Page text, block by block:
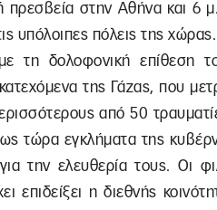
πρεσβεία στην Αθήνα και
υπόλοιπες πόλεις της χώρας.
τη δολοφονική επίθεση
της Γάζας, που
από 50
τώρα εγκλήματα της
την ελευθερία τους. Οι
επιδείξει η διεθνής